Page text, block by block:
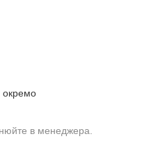
окремо
в менеджера.